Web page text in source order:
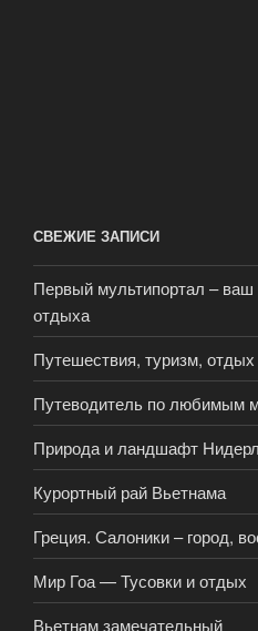
СВЕЖИЕ ЗАПИСИ
Первый мультипортал –
отдыха
Путешествия, туризм, отдых
Путеводитель по любимым
Природа и ландшафт
Курортный рай Вьетнама
Греция. Салоники – город,
Мир Гоа — Тусовки и отдых
Вьетнам замечательный